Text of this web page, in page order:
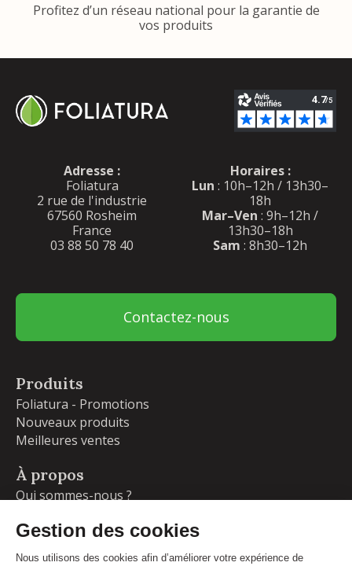
Profitez d’un réseau national pour la garantie de
vos produits
Adresse :
Foliatura
2 rue de l'industrie
67560 Rosheim
France
03 88 50 78 40
Horaires :
Lun : 10h–12h / 13h30–
18h
Mar–Ven : 9h–12h /
13h30–18h
Sam : 8h30–12h
Contactez-nous
Produits
Foliatura - Promotions
Nouveaux produits
Meilleures ventes
À propos
Qui sommes-nous ?
Livraisons et retours
Blog